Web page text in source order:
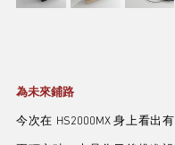
為未來鋪路
今次在 HS2000MX 身上看出有